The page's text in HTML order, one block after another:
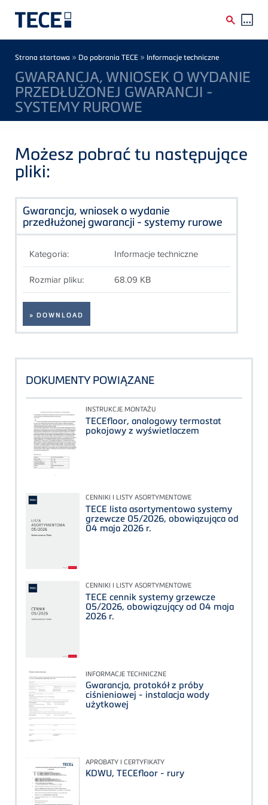
Breadcrumb
Strona startowa » Do pobrania TECE » Informacje techniczne
GWARANCJA, WNIOSEK O WYDANIE
PRZEDŁUŻONEJ GWARANCJI -
SYSTEMY RUROWE
Możesz pobrać tu następujące
pliki:
Gwarancja, wniosek o wydanie
przedłużonej gwarancji - systemy rurowe
Kategoria: Informacje techniczne
Rozmiar pliku: 68.09 KB
» DOWNLOAD
DOKUMENTY POWIĄZANE
INSTRUKCJE MONTAŻU
TECEfloor, analogowy termostat
pokojowy z wyświetlaczem
CENNIKI I LISTY ASORTYMENTOWE
TECE lista asortymentowa systemy
grzewcze 05/2026, obowiązująca od
04 maja 2026 r.
CENNIKI I LISTY ASORTYMENTOWE
TECE cennik systemy grzewcze
05/2026, obowiązujący od 04 maja
2026 r.
INFORMACJE TECHNICZNE
Gwarancja, protokół z próby
ciśnieniowej - instalacja wody
użytkowej
APROBATY I CERTYFIKATY
KDWU, TECEfloor - rury